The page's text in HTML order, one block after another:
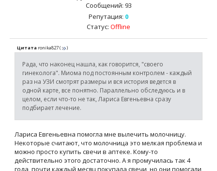
Сообщений: 93
Репутация: 0
Статус: Offline
Цитата ronika827( )
Рада, что наконец нашла, как говорится, "своего
гинеколога". Миома под постоянным контролем - каждый
раз на УЗИ смотрят размеры и вся история ведется в
одной карте, все понятно. Параллельно обследуюсь и в
целом, если что-то не так, Лариса Евгеньевна сразу
подбирает лечение.
Лариса Евгеньевна помогла мне вылечить молочницу.
Некоторые считают, что молочница это мелкая проблема и
можно просто купить свечи в аптеке. Кому-то
действительно этого достаточно. А я промучилась так 4
года, почти каждый месяц покупала свечи, но они помогали